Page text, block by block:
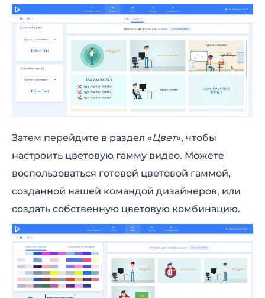
Затем перейдите в раздел «Цвет«, чтобы
настроить цветовую гамму видео. Можете
воспользоваться готовой цветовой гаммой,
созданной нашей командой дизайнеров, или
создать собственную цветовую комбинацию.